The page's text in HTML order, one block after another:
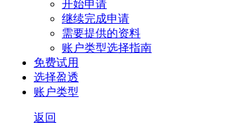
开始申请
继续完成申请
需要提供的资料
账户类型选择指南
免费试用
选择盈透
账户类型
返回